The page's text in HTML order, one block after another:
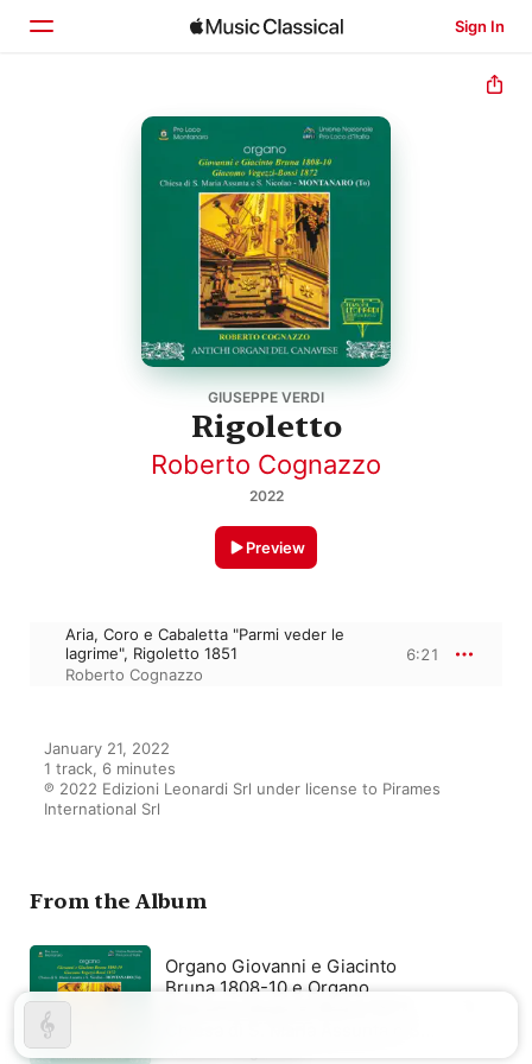
Sign In
GIUSEPPE VERDI
Rigoletto
Roberto Cognazzo
2022
Preview
Aria, Coro e Cabaletta "Parmi veder le
lagrime", Rigoletto 1851
Roberto Cognazzo
6:21
January 21, 2022
1 track, 6 minutes
℗ 2022 Edizioni Leonardi Srl under license to Pirames
International Srl
From the Album
Organo Giovanni e Giacinto
Bruna 1808-10 e Organo